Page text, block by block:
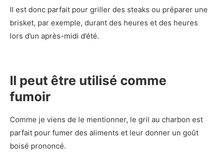
Il est donc parfait pour griller des steaks ou préparer une
brisket, par exemple, durant des heures et des heures
lors d’un après-midi d’été.
Il peut être utilisé comme
fumoir
Comme je viens de le mentionner, le gril au charbon est
parfait pour fumer des aliments et leur donner un goût
boisé prononcé.